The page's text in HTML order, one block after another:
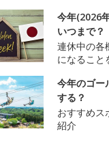
今年(2026
いつまで？
連休中の各
になること
今年のゴー
する？
おすすめス
紹介